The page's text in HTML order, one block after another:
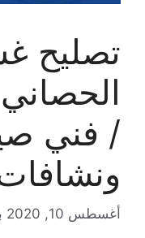
تصليح
/ فني
أغسطس 10, 2020